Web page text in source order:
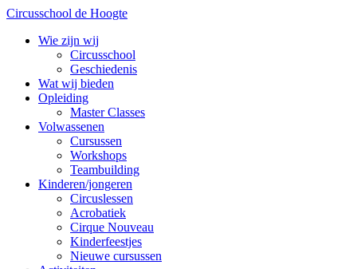
Circusschool de Hoogte
Wie zijn wij
Circusschool
Geschiedenis
Wat wij bieden
Opleiding
Master Classes
Volwassenen
Cursussen
Workshops
Teambuilding
Kinderen/jongeren
Circuslessen
Acrobatiek
Cirque Nouveau
Kinderfeestjes
Nieuwe cursussen